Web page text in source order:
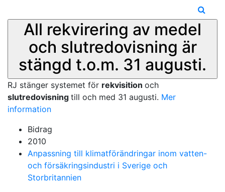
All rekvirering av medel
och slutredovisning är
stängd t.o.m. 31 augusti.
RJ stänger systemet för rekvisition och
slutredovisning till och med 31 augusti. Mer
information
Bidrag
2010
Anpassning till klimatförändringar inom vatten-
och försäkringsindustri i Sverige och
Storbritannien